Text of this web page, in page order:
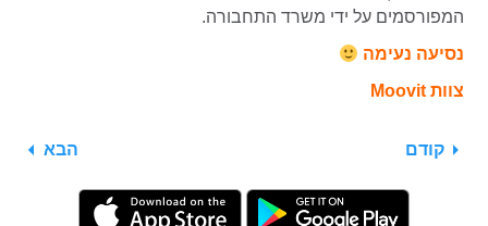
המפורסמים על ידי משרד התחבורה.
נסיעה נעימה
צוות Moovit
קודם הבא